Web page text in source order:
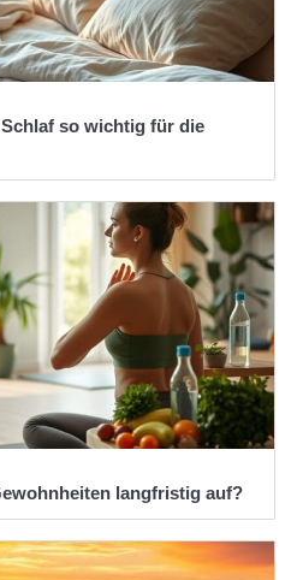
so wichtig für die
langfristig auf?